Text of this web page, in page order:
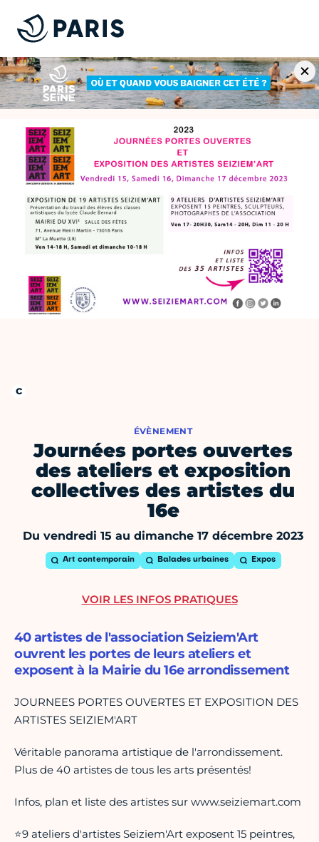
ÉVÈNEMENT
Journées portes ouvertes
des ateliers et exposition
collectives des artistes du
16e
Du vendredi 15 au dimanche 17 décembre 2023
Art contemporain Balades urbaines Expos
40 artistes de l'association Seiziem'Art
ouvrent les portes de leurs ateliers et
exposent à la Mairie du 16e arrondissement
JOURNEES PORTES OUVERTES ET EXPOSITION DES
ARTISTES SEIZIEM'ART
Véritable panorama artistique de l'arrondissement.
Plus de 40 artistes de tous les arts présentés!
Infos, plan et liste des artistes sur www.seiziemart.com
⭐️9 ateliers d'artistes Seiziem'Art exposent 15 peintres,
VOIR LES INFOS PRATIQUES